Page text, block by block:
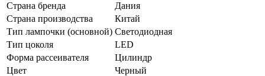
Страна бренда
Дания
Страна производства
Китай
Тип лампочки (основной) Светодиодная
Тип цоколя
LED
Форма рассеивателя
Цилиндр
Цвет
Черный